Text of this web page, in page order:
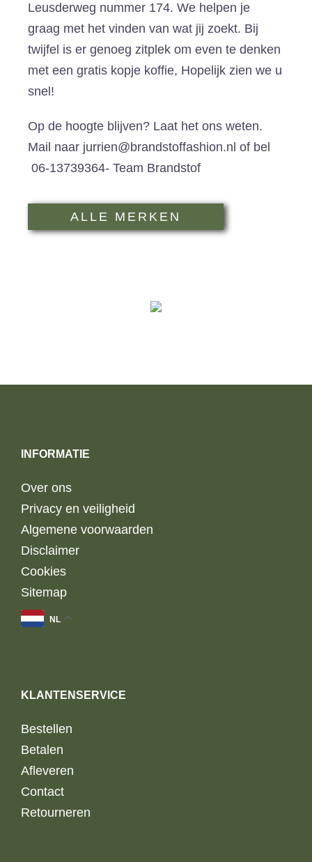
Leusderweg nummer 174. We helpen je
graag met het vinden van wat jij zoekt. Bij
twijfel is er genoeg zitplek om even te denken
met een gratis kopje koffie, Hopelijk zien we u
snel!
Op de hoogte blijven? Laat het ons weten.
Mail naar jurrien@brandstoffashion.nl of bel
06-13739364- Team Brandstof
ALLE MERKEN
INFORMATIE
Over ons
Privacy en veiligheid
Algemene voorwaarden
Disclaimer
Cookies
Sitemap
NL
KLANTENSERVICE
Bestellen
Betalen
Afleveren
Contact
Retourneren